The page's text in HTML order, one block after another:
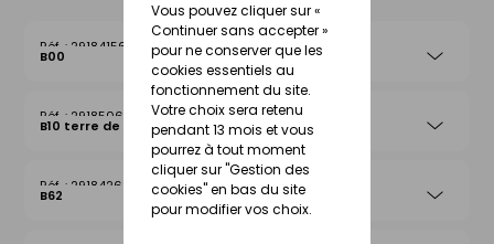
Vous pouvez cliquer sur «
Continuer sans accepter »
pour ne conserver que les
cookies essentiels au
fonctionnement du site.
Votre choix sera retenu
pendant 13 mois et vous
pourrez à tout moment
cliquer sur "Gestion des
cookies" en bas du site
pour modifier vos choix.
29184156
B00
29185061
B10 terre de lune
29184262
B62